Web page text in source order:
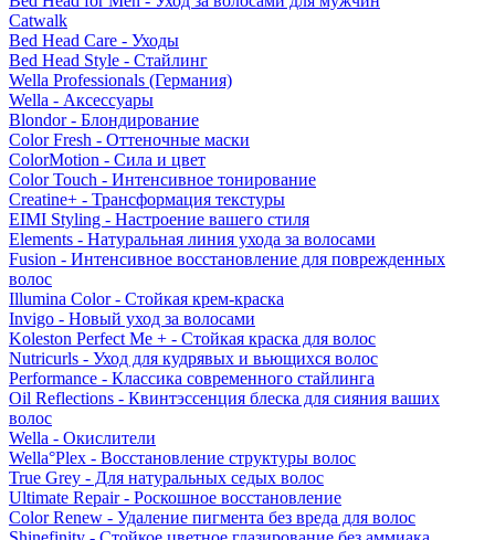
Catwalk
Bed Head Care - Уходы
Bed Head Style - Стайлинг
Wella Professionals (Германия)
Wella - Аксессуары
Blondor - Блондирование
Color Fresh - Оттеночные маски
ColorMotion - Сила и цвет
Color Touch - Интенсивное тонирование
Creatine+ - Трансформация текстуры
EIMI Styling - Настроение вашего стиля
Elements - Натуральная линия ухода за волосами
Fusion - Интенсивное восстановление для поврежденных
волос
Illumina Color - Стойкая крем-краска
Invigo - Новый уход за волосами
Koleston Perfect Me + - Стойкая краска для волос
Nutricurls - Уход для кудрявых и вьющихся волос
Performance - Классика современного стайлинга
Oil Reflections - Квинтэссенция блеска для сияния ваших
волос
Wella - Окислители
Wella°Plex - Восстановление структуры волос
True Grey - Для натуральных седых волос
Ultimate Repair - Роскошное восстановление
Color Renew - Удаление пигмента без вреда для волос